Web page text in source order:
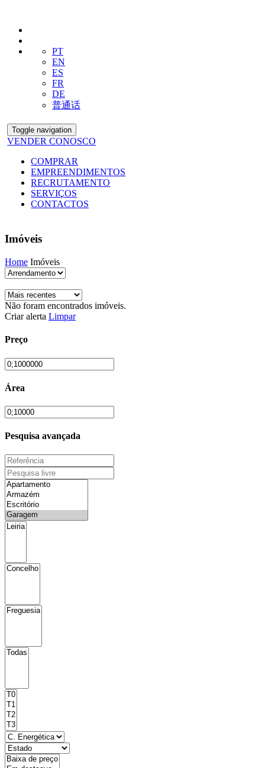
PT
EN
ES
FR
DE
普通话
Toggle navigation
VENDER CONOSCO
COMPRAR
EMPREENDIMENTOS
RECRUTAMENTO
SERVIÇOS
CONTACTOS
Imóveis
Home Imóveis
Não foram encontrados imóveis.
Criar alerta Limpar
Preço
Área
Pesquisa avançada